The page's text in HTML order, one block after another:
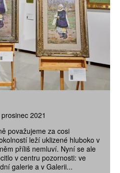
prosinec 2021
považujeme za cosi
leží uklizené hluboko v
příliš nemluví. Nyní se ale
v centru pozornosti: ve
galerie a v Galerii...